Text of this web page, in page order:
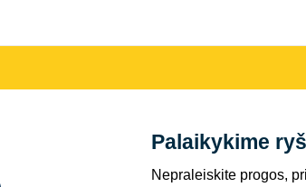
Palaikykime
Nepraleiskite progos,